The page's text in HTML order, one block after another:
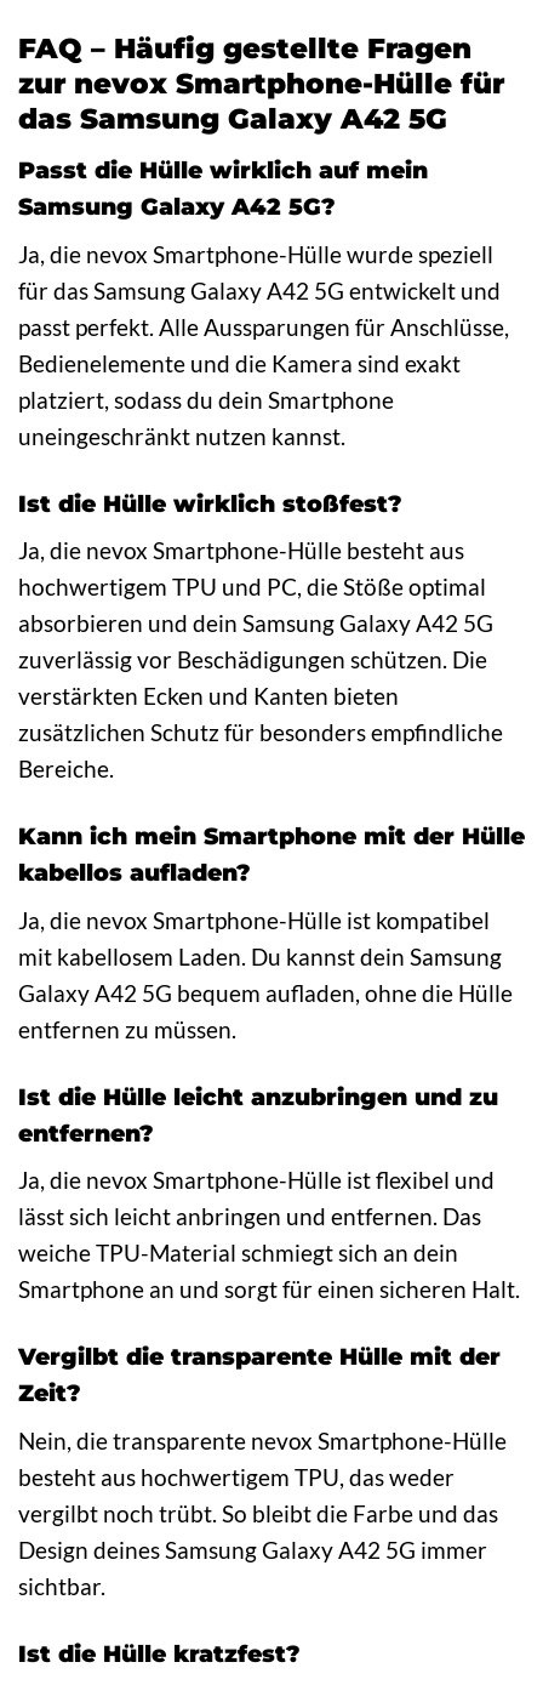
FAQ – Häufig gestellte Fragen
zur nevox Smartphone-Hülle für
das Samsung Galaxy A42 5G
Passt die Hülle wirklich auf mein
Samsung Galaxy A42 5G?
Ja, die nevox Smartphone-Hülle wurde speziell
für das Samsung Galaxy A42 5G entwickelt und
passt perfekt. Alle Aussparungen für Anschlüsse,
Bedienelemente und die Kamera sind exakt
platziert, sodass du dein Smartphone
uneingeschränkt nutzen kannst.
Ist die Hülle wirklich stoßfest?
Ja, die nevox Smartphone-Hülle besteht aus
hochwertigem TPU und PC, die Stöße optimal
absorbieren und dein Samsung Galaxy A42 5G
zuverlässig vor Beschädigungen schützen. Die
verstärkten Ecken und Kanten bieten
zusätzlichen Schutz für besonders empfindliche
Bereiche.
Kann ich mein Smartphone mit der Hülle
kabellos aufladen?
Ja, die nevox Smartphone-Hülle ist kompatibel
mit kabellosem Laden. Du kannst dein Samsung
Galaxy A42 5G bequem aufladen, ohne die Hülle
entfernen zu müssen.
Ist die Hülle leicht anzubringen und zu
entfernen?
Ja, die nevox Smartphone-Hülle ist flexibel und
lässt sich leicht anbringen und entfernen. Das
weiche TPU-Material schmiegt sich an dein
Smartphone an und sorgt für einen sicheren Halt.
Vergilbt die transparente Hülle mit der
Zeit?
Nein, die transparente nevox Smartphone-Hülle
besteht aus hochwertigem TPU, das weder
vergilbt noch trübt. So bleibt die Farbe und das
Design deines Samsung Galaxy A42 5G immer
sichtbar.
Ist die Hülle kratzfest?